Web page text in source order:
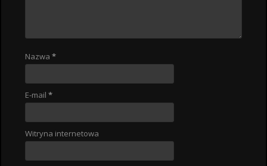
Nazwa*
E-mail*
Witryna internetowa